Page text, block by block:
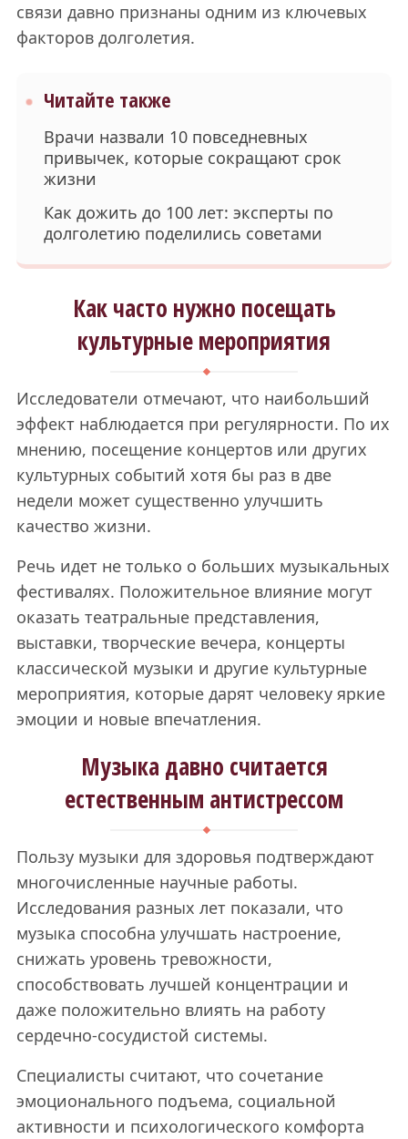
связи давно признаны одним из ключевых
факторов долголетия.
Читайте также
Врачи назвали 10 повседневных
привычек, которые сокращают срок
жизни
Как дожить до 100 лет: эксперты по
долголетию поделились советами
Как часто нужно посещать
культурные мероприятия
Исследователи отмечают, что наибольший
эффект наблюдается при регулярности. По их
мнению, посещение концертов или других
культурных событий хотя бы раз в две
недели может существенно улучшить
качество жизни.
Речь идет не только о больших музыкальных
фестивалях. Положительное влияние могут
оказать театральные представления,
выставки, творческие вечера, концерты
классической музыки и другие культурные
мероприятия, которые дарят человеку яркие
эмоции и новые впечатления.
Музыка давно считается
естественным антистрессом
Пользу музыки для здоровья подтверждают
многочисленные научные работы.
Исследования разных лет показали, что
музыка способна улучшать настроение,
снижать уровень тревожности,
способствовать лучшей концентрации и
даже положительно влиять на работу
сердечно-сосудистой системы.
Специалисты считают, что сочетание
эмоционального подъема, социальной
активности и психологического комфорта